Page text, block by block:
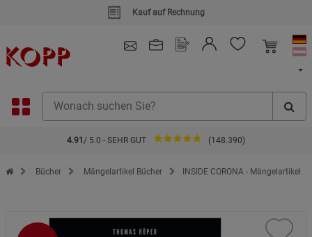
Kauf auf Rechnung
4.91 / 5.0 - SEHR GUT (148.390)
Zur Startseite des Kopp Verlag Online-Shop
Bücher Mängelartikel Bücher INSIDE CORONA - Mängelartikel